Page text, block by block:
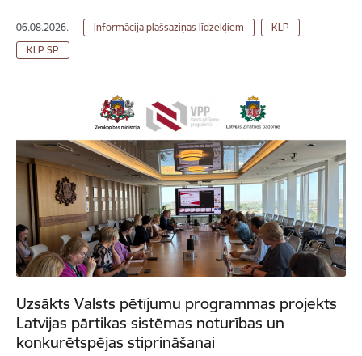
06.08.2026. Informācija plašsaziņas līdzekļiem
KLP
KLP SP
Uzsākts Valsts pētījumu programmas projekts
Latvijas pārtikas sistēmas noturības un
konkurētspējas stiprināšanai